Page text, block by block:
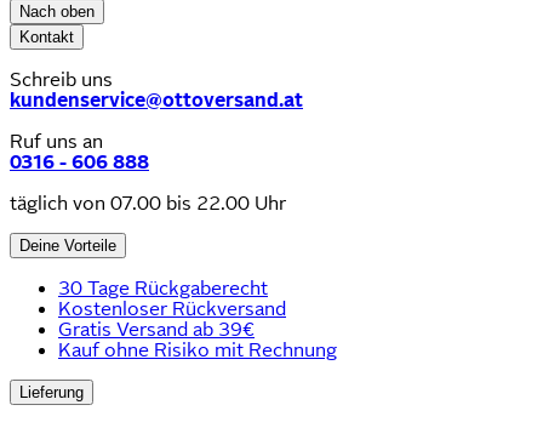
Nach oben
Kontakt
Schreib uns
kundenservice@ottoversand.at
Ruf uns an
0316 - 606 888
täglich von 07.00 bis 22.00 Uhr
Deine Vorteile
30 Tage Rückgaberecht
Kostenloser Rückversand
Gratis Versand ab 39€
Kauf ohne Risiko mit Rechnung
Lieferung